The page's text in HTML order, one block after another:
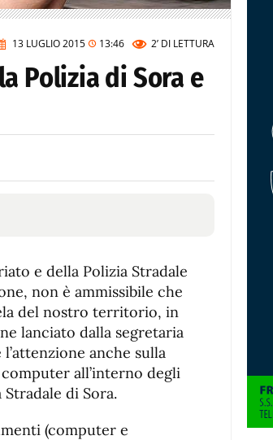
13 LUGLIO 2015 13:46 2’ DI LETTURA
Polizia di Sora e
e della Polizia Stradale
non è ammissibile che
del nostro territorio, in
lanciato dalla segretaria
anche sulla
all’interno degli
di Sora.
(computer e